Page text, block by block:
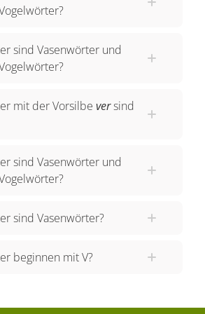
VEILCHEN. Erkennst du die
F. VIER. Auch Veilchen wird
Die Veilchen. "Vier" und
aus seinem VERSTECK.
Wörter mit V? Vampir und
ein Vogelwort. Aber woher weiß
man ein V schreiben soll, wenn
Vulkan sieht ein bisschen aus,
ein V erkennen. Und wie sieht
sind Vasenwörter und
mit der Vorsilbe versind
sind Vasenwörter und
sind Vasenwörter?
beginnen mit V?